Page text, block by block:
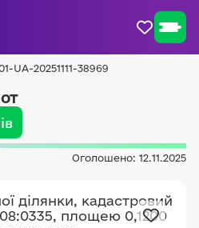
UA-20251111-38969
Оголошено: 12.11.2025